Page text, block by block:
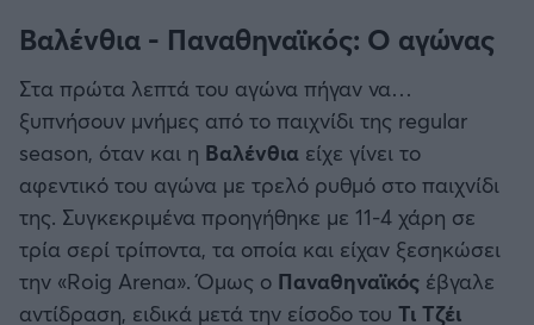
Βαλένθια - Παναθηναϊκός: Ο αγώνας
Στα πρώτα λεπτά του αγώνα πήγαν να…
ξυπνήσουν μνήμες από το παιχνίδι της regular
season, όταν και η Βαλένθια είχε γίνει το
αφεντικό του αγώνα με τρελό ρυθμό στο παιχνίδι
της. Συγκεκριμένα προηγήθηκε με 11-4 χάρη σε
τρία σερί τρίποντα, τα οποία και είχαν ξεσηκώσει
την «Roig Arena». Όμως ο Παναθηναϊκός έβγαλε
αντίδραση, ειδικά μετά την είσοδο του Τι Τζέι